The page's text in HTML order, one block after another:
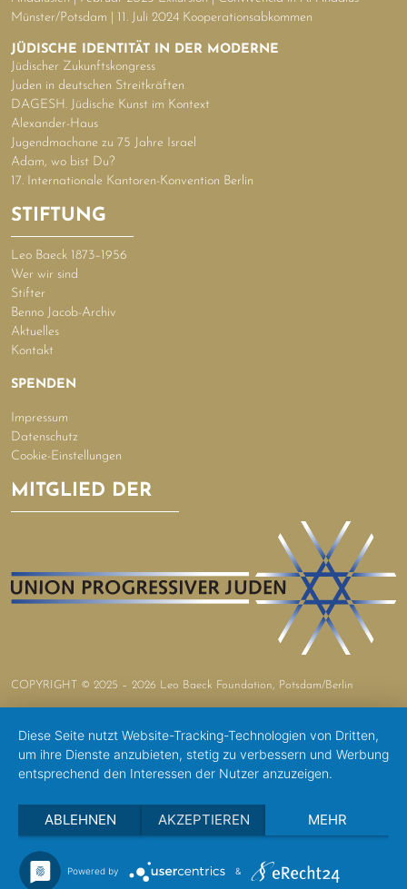
Münster/Potsdam | 11. Juli 2024 Kooperationsabkommen
JÜDISCHE IDENTITÄT IN DER MODERNE
Jüdischer Zukunftskongress
Juden in deutschen Streitkräften
DAGESH. Jüdische Kunst im Kontext
Alexander-Haus
Jugendmachane zu 75 Jahre Israel
Adam, wo bist Du?
17. Internationale Kantoren-Konvention Berlin
STIFTUNG
Leo Baeck 1873–1956
Wer wir sind
Stifter
Benno Jacob-Archiv
Aktuelles
Kontakt
SPENDEN
Impressum
Datenschutz
Cookie-Einstellungen
MITGLIED DER
COPYRIGHT © 2025 – 2026 Leo Baeck Foundation, Potsdam/Berlin
Diese Seite nutzt Website-Tracking-Technologien von Dritten,
um ihre Dienste anzubieten, stetig zu verbessern und Werbung
entsprechend den Interessen der Nutzer anzuzeigen.
ABLEHNEN AKZEPTIEREN MEHR
Powered by &